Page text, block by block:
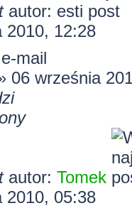
autor: esti
2010, 12:28
mail
06 września
autor: Tomek
2010, 05:38